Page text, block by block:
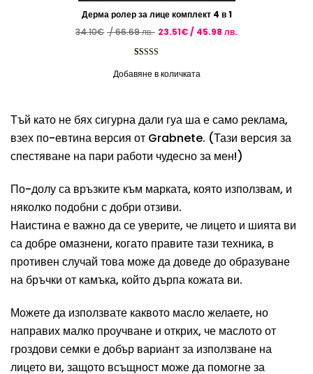
Дерма ролер за лице комплект 4 в 1
34.10€ / 66.69 лв. Original
was:
34.10€
66.69 лв..
23.51€/ 45.98 лв.Текущата
от 5,
оценки
Добавяне в количката
Тъй като не бях сигурна дали гуа ша е само реклама,
взех по-евтина версия от Grabnete. (Тази версия за
спестяване на пари работи чудесно за мен!)
По-долу са връзките към марката, която използвам, и
няколко подобни с добри отзиви.
Наистина е важно да се уверите, че лицето и шията ви
са добре омазнени, когато правите тази техника, в
противен случай това може да доведе до образуване
на бръчки от камъка, който дърпа кожата ви.
Можете да използвате каквото масло желаете, но
направих малко проучване и открих, че маслото от
гроздови семки е добър вариант за използване на
лицето ви, защото всъщност може да помогне за